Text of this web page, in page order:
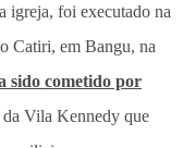
igreja, foi executado na
Catiri, em Bangu, na
sido cometido por
da Vila Kennedy que